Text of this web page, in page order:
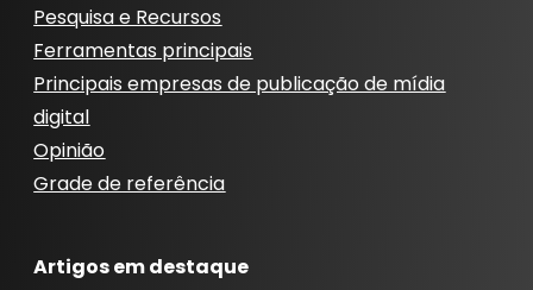
Pesquisa e Recursos
Ferramentas principais
Principais empresas de publicação de mídia
digital
Opinião
Grade de referência
Artigos em destaque